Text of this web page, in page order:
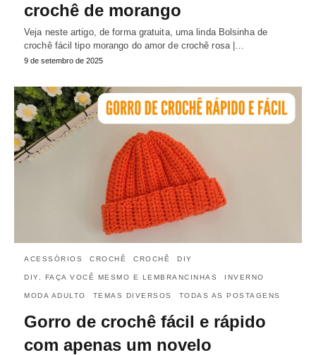
crochê de morango
Veja neste artigo, de forma gratuita, uma linda Bolsinha de
crochê fácil tipo morango do amor de crochê rosa |…
9 de setembro de 2025
ACESSÓRIOS CROCHÊ CROCHÊ DIY
DIY, FAÇA VOCÊ MESMO E LEMBRANCINHAS INVERNO
MODA ADULTO TEMAS DIVERSOS TODAS AS POSTAGENS
Gorro de crochê fácil e rápido
com apenas um novelo